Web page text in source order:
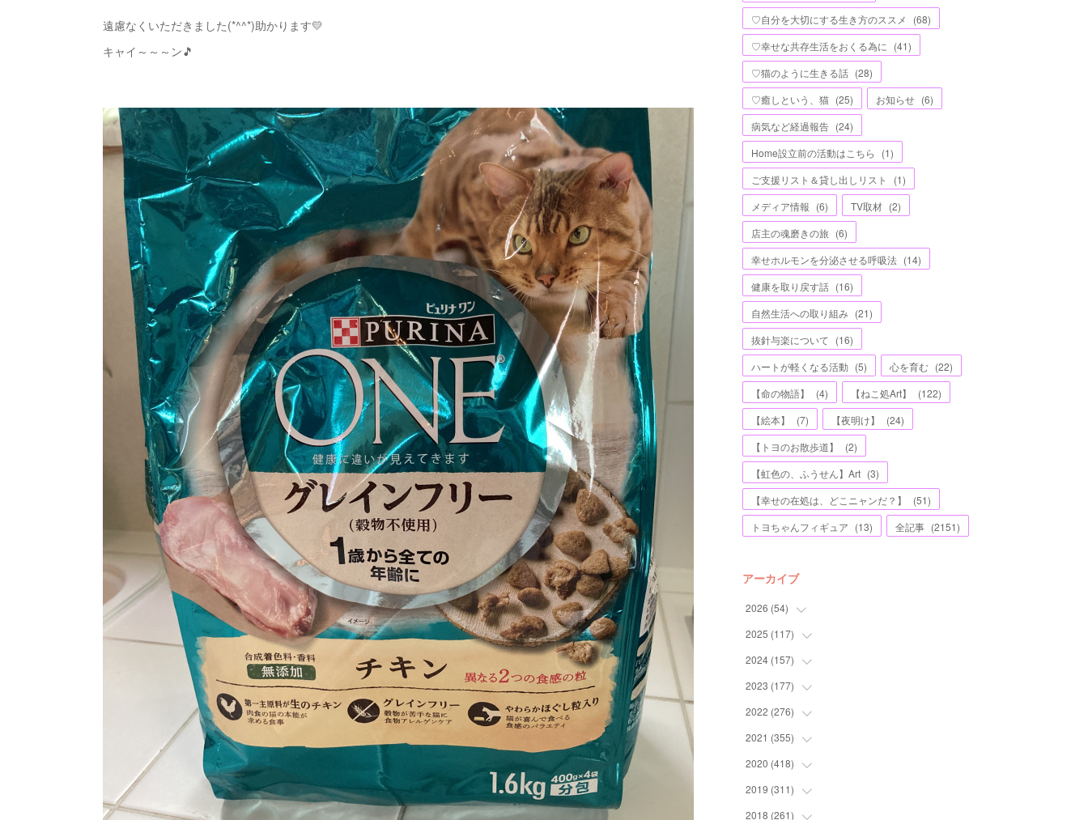
遠慮なくいただきました(*^^*)助かります💛
キャイ～～～ン🎵
♡自分を大切にする生き方のススメ
(68)
♡幸せな共存生活をおくる為に (41)
♡猫のように生きる話 (28)
♡癒しという、猫 (25) お知らせ (6)
病気など経過報告 (24)
Home設立前の活動はこちら
(1)
ご支援リスト＆貸し出しリスト
(1)
メディア情報 (6) TV取材 (2)
店主の魂磨きの旅 (6)
幸せホルモンを分泌させる呼吸法 (14)
健康を取り戻す話 (16)
自然生活への取り組み (21)
抜針与楽について (16)
ハートが軽くなる活動 (5) 心を育む (22)
【命の物語】
(4) 【ねこ処Art】 (122)
【絵本】
(7) 【夜明け】 (24)
【トヨのお散歩道】
(2)
【虹色の、ふうせん】Art (3)
【幸せの在処は、どこニャンだ？】
(51)
トヨちゃんフィギュア (13) 全記事 (2151)
アーカイブ
2026 (54)
(2)
(5)
(7)
(11
(8)
(6)
(8)
( 7)
2025 (117)
(11
(12
(12
(13
(6)
(5)
(3)
2024 (157)
(13
(13
(10
(13
(11
(11
2023 (177)
(20
(10
(11
(13
(15
2022 (276)
(17
(16
(21
(21
2021 (355)
(19
(12
(16
2020 (418)
(44
(59
2019 (311)
(25
2018 (261)